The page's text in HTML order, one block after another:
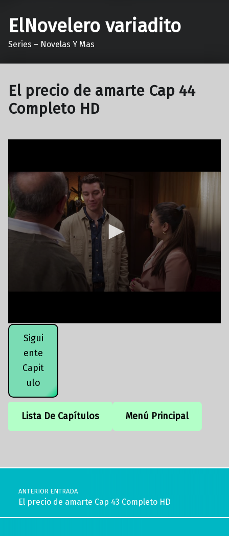
ElNovelero variadito
Series – Novelas Y Mas
El precio de amarte Cap 44
Completo HD
Sigui
ente
Capit
ulo
Lista De Capítulos Menú Principal
Navegación de entradas
ANTERIOR ENTRADA
El precio de amarte Cap 43 Completo HD